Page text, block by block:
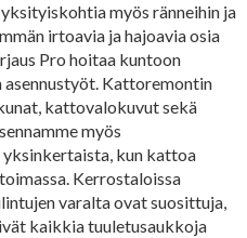
myös ränneihin ja
irtoavia ja hajoavia osia
Pro hoitaa kuntoon
Kattoremontin
kattovalokuvut sekä
myös
kun kattoa
Kerrostaloissa
varalta ovat suosittuja,
kaikkia tuuletusaukkoja